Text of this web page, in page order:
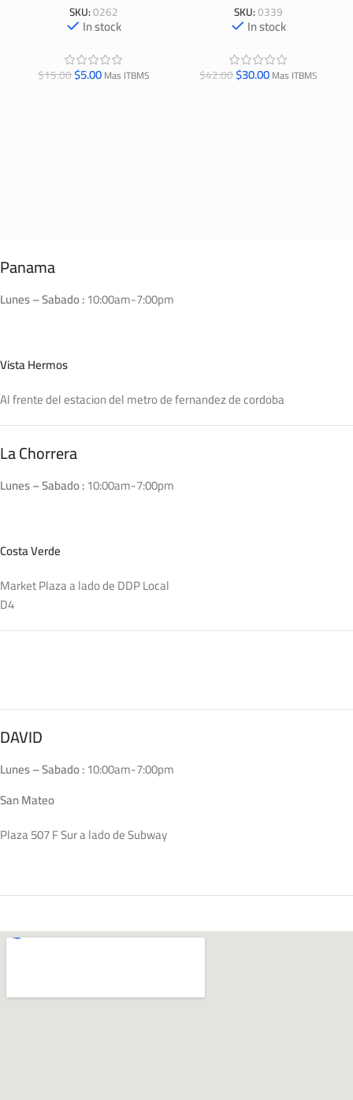
SKU:0262
In stock
$15.00$5.00Mas ITBMS
5K).
SKU:0339
In stock
$42.00$30.00Mas ITBMS
Panama
Lunes – Sabado :10:00am-7:00pm
Vista Hermos
Al frente del estacion del metro de fernandez de cordoba
La Chorrera
Lunes – Sabado :10:00am-7:00pm
Costa Verde
Market Plaza a lado de DDP Local
D4
DAVID
Lunes – Sabado :10:00am-7:00pm
San Mateo
Plaza 507 F Sur a lado de Subway